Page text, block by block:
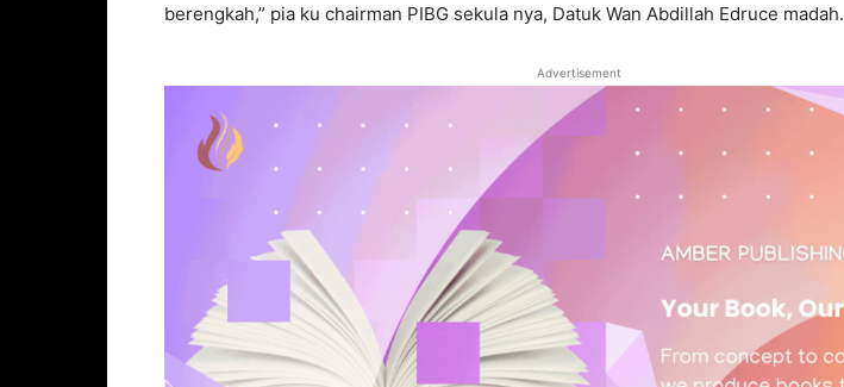
berengkah,” pia ku chairman PIBG sekula nya, Datuk Wan Abdillah Edruce madah.
Advertisement